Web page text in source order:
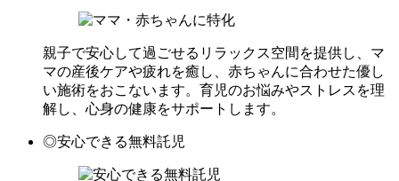
親子で安心して過ごせるリラックス空間を提供し、マ
マの産後ケアや疲れを癒し、赤ちゃんに合わせた優し
い施術をおこないます。育児のお悩みやストレスを理
解し、心身の健康をサポートします。
◎安心できる無料託児